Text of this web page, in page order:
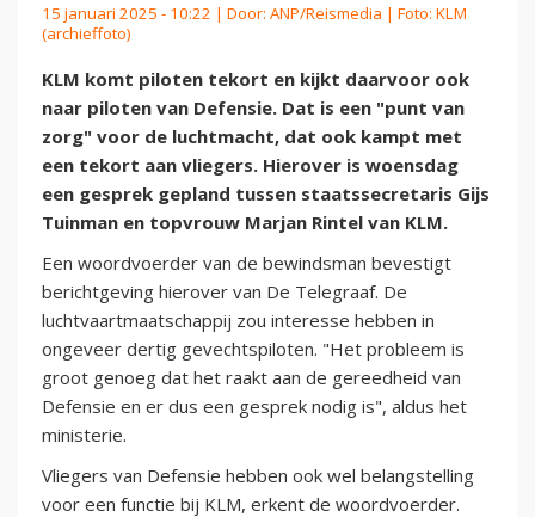
15 januari 2025 - 10:22 | Door: ANP/Reismedia | Foto: KLM
(archieffoto)
KLM komt piloten tekort en kijkt daarvoor ook
naar piloten van Defensie. Dat is een "punt van
zorg" voor de luchtmacht, dat ook kampt met
een tekort aan vliegers. Hierover is woensdag
een gesprek gepland tussen staatssecretaris Gijs
Tuinman en topvrouw Marjan Rintel van KLM.
Een woordvoerder van de bewindsman bevestigt
berichtgeving hierover van De Telegraaf. De
luchtvaartmaatschappij zou interesse hebben in
ongeveer dertig gevechtspiloten. "Het probleem is
groot genoeg dat het raakt aan de gereedheid van
Defensie en er dus een gesprek nodig is", aldus het
ministerie.
Vliegers van Defensie hebben ook wel belangstelling
voor een functie bij KLM, erkent de woordvoerder.